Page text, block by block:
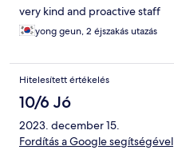
very kind and proactive staff
yong geun, 2 éjszakás utazás
Hitelesített értékelés
10/6 Jó
2023. december 15.
Fordítás a Google segítségével